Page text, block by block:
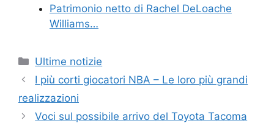
Patrimonio netto di Rachel DeLoache
Williams…
Categories
Ultime notizie
I più corti giocatori NBA – Le loro più grandi
realizzazioni
Voci sul possibile arrivo del Toyota Tacoma